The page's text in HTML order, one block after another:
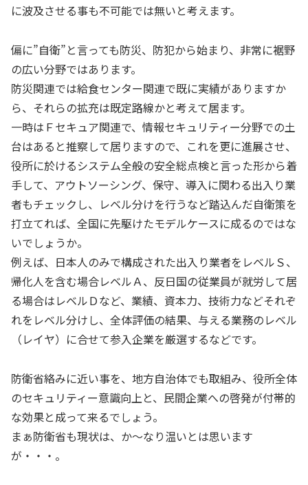
に波及させる事も不可能では無いと考えます。
偏に”自衛”と言っても防災、防犯から始まり、非常に裾野
の広い分野ではあります。
防災関連では給食センター関連で既に実績がありますか
ら、それらの拡充は既定路線かと考えて居ます。
一時はＦセキュア関連で、情報セキュリティー分野での土
台はあると推察して居りますので、これを更に進展させ、
役所に於けるシステム全般の安全総点検と言った形から着
手して、アウトソーシング、保守、導入に関わる出入り業
者もチェックし、レベル分けを行うなど踏込んだ自衛策を
打立てれば、全国に先駆けたモデルケースに成るのではな
いでしょうか。
例えば、日本人のみで構成された出入り業者をレベルＳ、
帰化人を含む場合レベルＡ、反日国の従業員が就労して居
る場合はレベルＤなど、業績、資本力、技術力などそれぞ
れをレベル分けし、全体評価の結果、与える業務のレベル
（レイヤ）に合せて参入企業を厳選するなどです。
防衛省絡みに近い事を、地方自治体でも取組み、役所全体
のセキュリティー意識向上と、民間企業への啓発が付帯的
な効果と成って来るでしょう。
まぁ防衛省も現状は、か～なり温いとは思います
が・・・。